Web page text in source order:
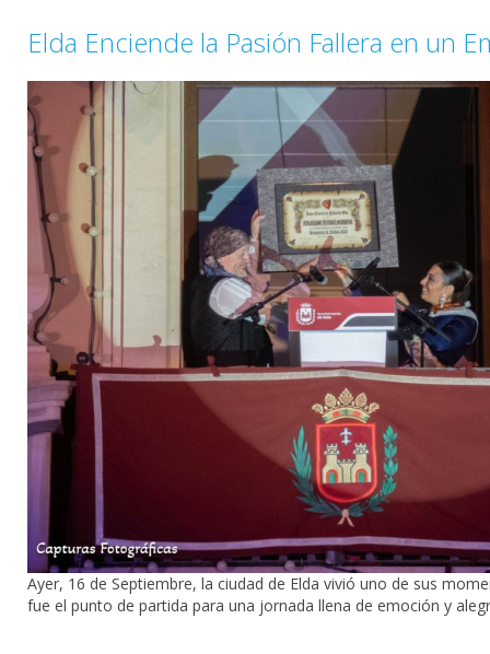
Elda Enciende la Pasión Fallera en un
Ayer, 16 de Septiembre, la ciudad de Elda vivió uno de sus
fue el punto de partida para una jornada llena de emoción y